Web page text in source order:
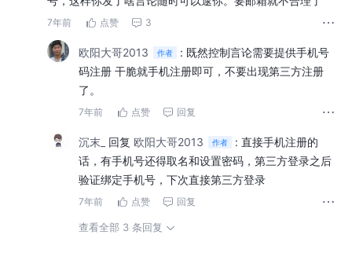
7年前 点赞 3
欧阳大哥2013 作者 : 既然控制言论需要提供手机号
码注册 干脆就手机注册即可，不要出现第三方注册
了。
7年前 点赞 回复
沉末_ 回复 欧阳大哥2013 作者 : 直接手机注册的
话，有手机号还得取名和设置密码，第三方登录之后
验证绑定手机号，下次直接第三方登录
7年前 点赞 回复
查看全部 3 条回复